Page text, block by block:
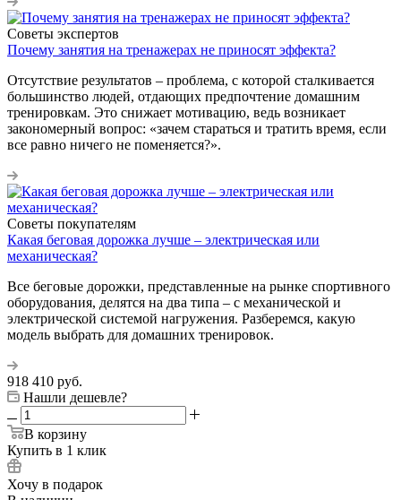
Советы экспертов
Почему занятия на тренажерах не приносят эффекта?
Отсутствие результатов – проблема, с которой сталкивается
большинство людей, отдающих предпочтение домашним
тренировкам. Это снижает мотивацию, ведь возникает
закономерный вопрос: «зачем стараться и тратить время, если
все равно ничего не поменяется?».
Советы покупателям
Какая беговая дорожка лучше – электрическая или
механическая?
Все беговые дорожки, представленные на рынке спортивного
оборудования, делятся на два типа – с механической и
электрической системой нагружения. Разберемся, какую
модель выбрать для домашних тренировок.
918 410 руб.
Нашли дешевле?
В корзину
Купить в 1 клик
Хочу в подарок